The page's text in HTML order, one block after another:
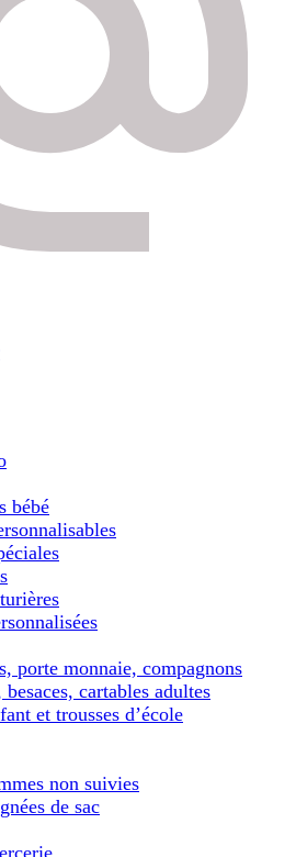
bébé
porte monnaie, compagnons
besaces, cartables adultes
et trousses d’école
non suivies
de sac